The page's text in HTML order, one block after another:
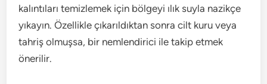
kalıntıları temizlemek için bölgeyi ılık suyla nazikçe
yıkayın. Özellikle çıkarıldıktan sonra cilt kuru veya
tahriş olmuşsa, bir nemlendirici ile takip etmek
önerilir.